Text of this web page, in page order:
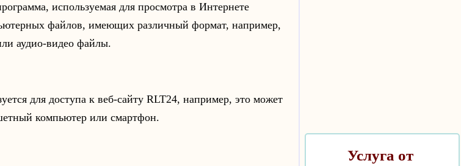
используемая для просмотра в Интернете
файлов, имеющих различный формат, например,
аудио-видео файлы.
для доступа к веб-сайту RLT24, например, это может
компьютер или смартфон.
Услуга от